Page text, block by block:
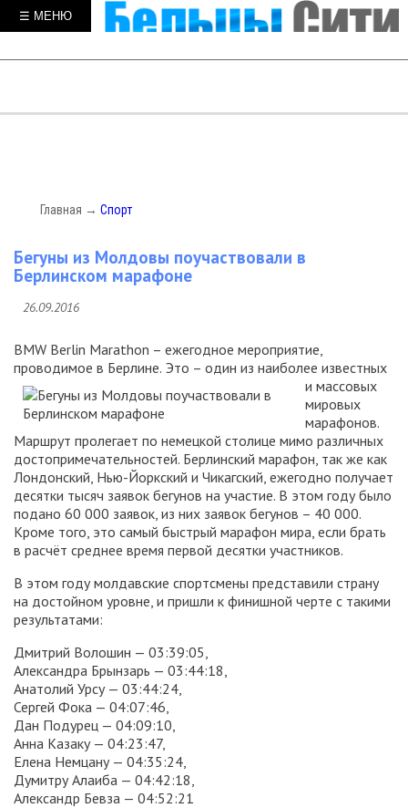
☰ МЕНЮ
Главная → Спорт
Бегуны из Молдовы поучаствовали в
Берлинском марафоне
26.09.2016
BMW Berlin Marathon – ежегодное мероприятие,
проводимое в Берлине. Это – один из наиболее известных
и массовых
мировых
марафонов.
Маршрут пролегает по немецкой столице мимо различных
достопримечательностей. Берлинский марафон, так же как
Лондонский, Нью-Йоркский и Чикагский, ежегодно получает
десятки тысяч заявок бегунов на участие. В этом году было
подано 60 000 заявок, из них заявок бегунов – 40 000.
Кроме того, это самый быстрый марафон мира, если брать
в расчёт среднее время первой десятки участников.
В этом году молдавские спортсмены представили страну
на достойном уровне, и пришли к финишной черте с такими
результатами:
Дмитрий Волошин — 03:39:05,
Александра Брынзарь — 03:44:18,
Анатолий Урсу — 03:44:24,
Сергей Фока — 04:07:46,
Дан Подурец — 04:09:10,
Анна Казаку — 04:23:47,
Елена Немцану — 04:35:24,
Думитру Алаиба — 04:42:18,
Александр Бевза — 04:52:21